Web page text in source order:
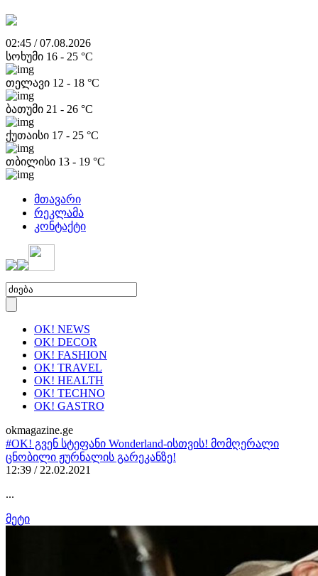
02:45 / 07.08.2026
სოხუმი 16 - 25 °C
თელავი 12 - 18 °C
ბათუმი 21 - 26 °C
ქუთაისი 17 - 25 °C
თბილისი 13 - 19 °C
მთავარი
რეკლამა
კონტაქტი
OK! NEWS
OK! DECOR
OK! FASHION
OK! TRAVEL
OK! HEALTH
OK! TECHNO
OK! GASTRO
okmagazine.ge
#OK! გვენ სტეფანი Wonderland-ისთვის! მომღერალი
ცნობილი ჟურნალის გარეკანზე!
12:39 / 22.02.2021
...
მეტი